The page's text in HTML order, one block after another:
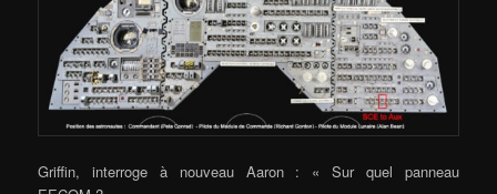
Griffin, interroge à nouveau Aaron : « Sur quel panneau